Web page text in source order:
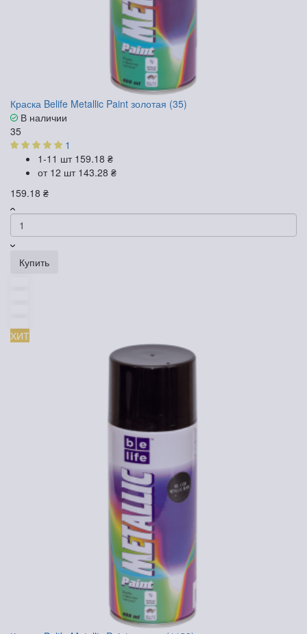
Краска Belife Metallic Paint золотая (35)
В наличии
35
1
1-11 шт 159.18 ₴
от 12 шт 143.28 ₴
159.18 ₴
Купить
ХИТ